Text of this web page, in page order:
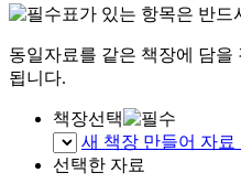
표가 있는 항목은 반드
동일자료를 같은 책장에 담을
됩니다.
책장선택
새 책장 만들어 자료
선택한 자료